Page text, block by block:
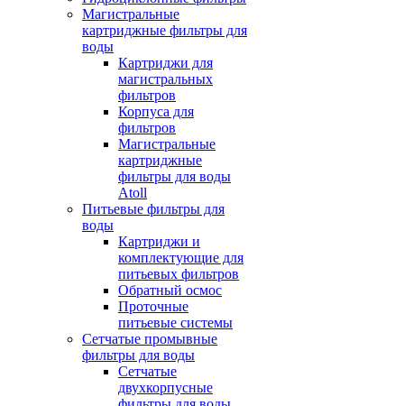
Магистральные
картриджные фильтры для
воды
Картриджи для
магистральных
фильтров
Корпуса для
фильтров
Магистральные
картриджные
фильтры для воды
Atoll
Питьевые фильтры для
воды
Картриджи и
комплектующие для
питьевых фильтров
Обратный осмос
Проточные
питьевые системы
Сетчатые промывные
фильтры для воды
Сетчатые
двухкорпусные